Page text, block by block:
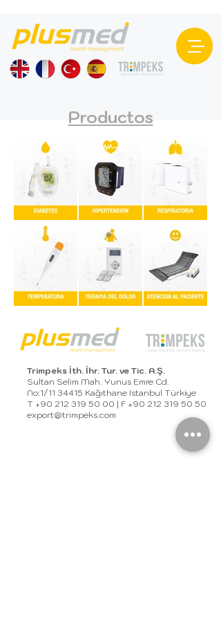
Productos
Trimpeks İth. İhr. Tur. ve Tic. A.Ş.
Sultan Selim Mah. Yunus Emre Cd.
No:1/11 34415 Kağıthane Istanbul Türkiye
T +90 212 319 50 00 | F +90 212 319 50 50
export@trimpeks.com